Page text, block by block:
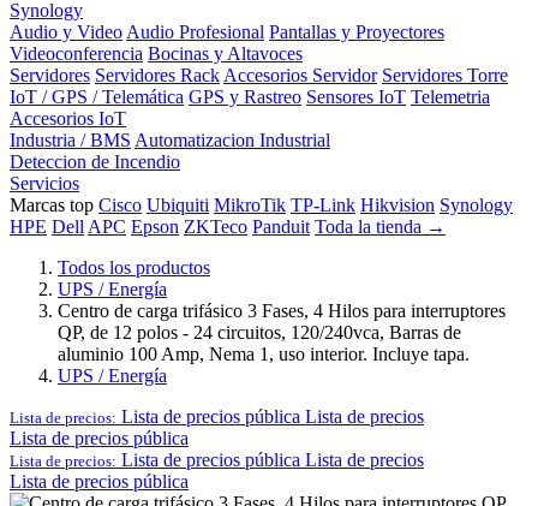
Synology
Audio y Video Audio Profesional Pantallas y Proyectores
Videoconferencia Bocinas y Altavoces
Servidores Servidores Rack Accesorios Servidor Servidores Torre
IoT / GPS / Telemática GPS y Rastreo Sensores IoT Telemetria
Accesorios IoT
Industria / BMS Automatizacion Industrial
Deteccion de Incendio
Servicios
Marcas top Cisco Ubiquiti MikroTik TP-Link Hikvision Synology
HPE Dell APC Epson ZKTeco Panduit Toda la tienda →
Todos los productos
UPS / Energía
Centro de carga trifásico 3 Fases, 4 Hilos para interruptores
QP, de 12 polos - 24 circuitos, 120/240vca, Barras de
aluminio 100 Amp, Nema 1, uso interior. Incluye tapa.
UPS / Energía
Lista de precios: Lista de precios pública Lista de precios
Lista de precios pública
Lista de precios: Lista de precios pública Lista de precios
Lista de precios pública